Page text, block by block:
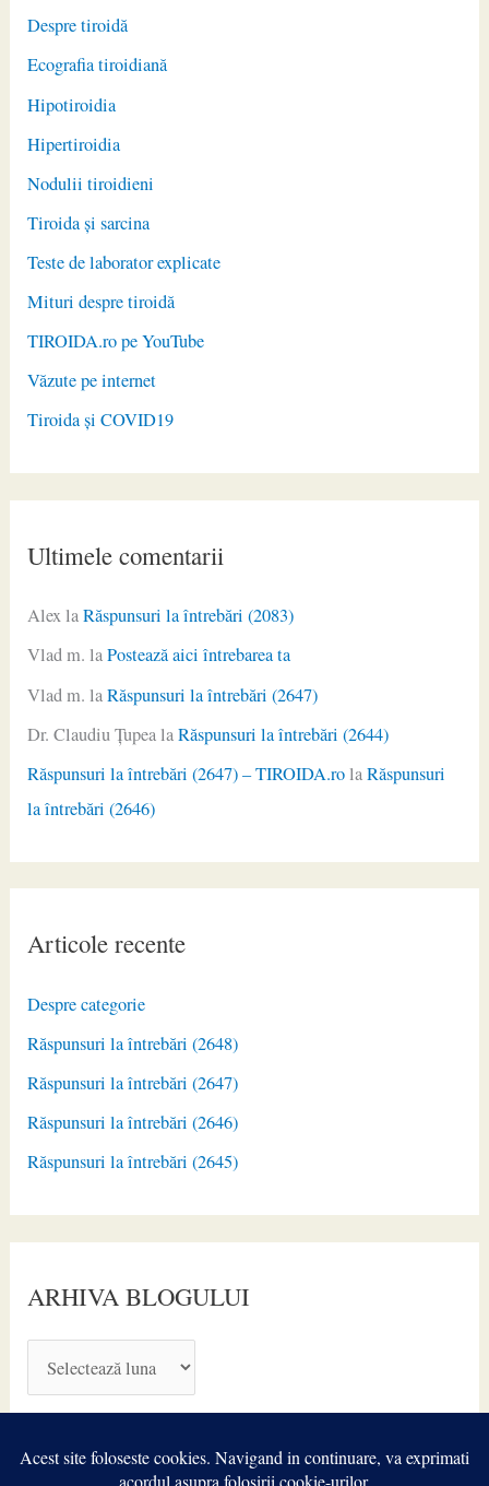
Despre tiroidă
Ecografia tiroidiană
Hipotiroidia
Hipertiroidia
Nodulii tiroidieni
Tiroida și sarcina
Teste de laborator explicate
Mituri despre tiroidă
TIROIDA.ro pe YouTube
Văzute pe internet
Tiroida și COVID19
Ultimele comentarii
AlexlaRăspunsuri la întrebări (2083)
Vlad m. laPostează aici întrebarea ta
Vlad m. laRăspunsuri la întrebări (2647)
Dr. Claudiu ŢupealaRăspunsuri la întrebări (2644)
Răspunsuri la întrebări (2647) – TIROIDA.rolaRăspunsuri
la întrebări (2646)
Articole recente
Despre categorie
Răspunsuri la întrebări (2648)
Răspunsuri la întrebări (2647)
Răspunsuri la întrebări (2646)
Răspunsuri la întrebări (2645)
ARHIVA BLOGULUI
R
I